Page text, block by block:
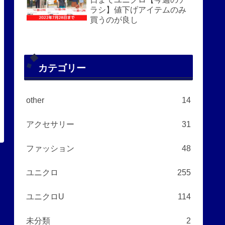
ラシ】値下げアイテムのみ
買うのが良し
カテゴリー
other 14
アクセサリー 31
ファッション 48
ユニクロ 255
ユニクロU 114
未分類 2